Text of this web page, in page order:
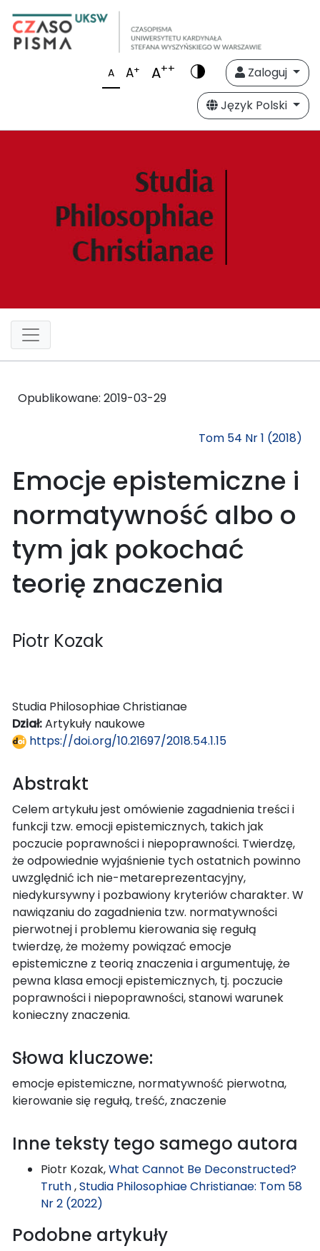
A A+ A++
Zaloguj
Język Polski
Opublikowane: 2019-03-29
Tom 54 Nr 1 (2018)
Emocje epistemiczne i
normatywność albo o
tym jak pokochać
teorię znaczenia
Piotr Kozak
Studia Philosophiae Christianae
Dział:Artykuły naukowe
https://doi.org/10.21697/2018.54.1.15
Abstrakt
Celem artykułu jest omówienie zagadnienia treści i
funkcji tzw. emocji epistemicznych, takich jak
poczucie poprawności i niepoprawności. Twierdzę,
że odpowiednie wyjaśnienie tych ostatnich powinno
uwzględnić ich nie-metareprezentacyjny,
niedykursywny i pozbawiony kryteriów charakter. W
nawiązaniu do zagadnienia tzw. normatywności
pierwotnej i problemu kierowania się regułą
twierdzę, że możemy powiązać emocje
epistemiczne z teorią znaczenia i argumentuję, że
pewna klasa emocji epistemicznych, tj. poczucie
poprawności i niepoprawności, stanowi warunek
konieczny znaczenia.
Słowa kluczowe:
emocje epistemiczne, normatywność pierwotna,
kierowanie się regułą, treść, znaczenie
Inne teksty tego samego autora
Piotr Kozak,What Cannot Be Deconstructed?
Truth,Studia Philosophiae Christianae: Tom 58
Nr 2 (2022)
Podobne artykuły